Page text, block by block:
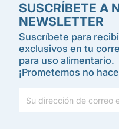
SUSCRÍBETE A
NEWSLETTER
Suscríbete para
exclusivos en tu
para uso alimentario.
¡Prometemos no